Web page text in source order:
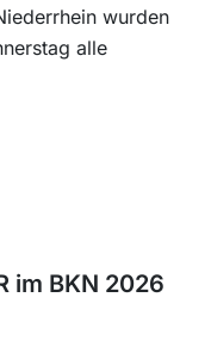
wurden
alle
im BKN 2026